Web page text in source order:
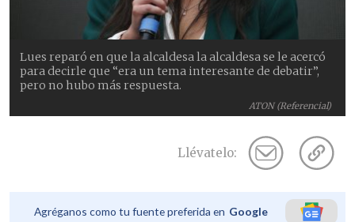
ATON (Referencial)
Lues reparó en que la alcaldesa la alcaldesa se le acercó
para decirle que “era un tema interesante de debatir”,
pero no hubo más respuesta.
Llévatelo:
Agréganos como tu fuente preferida en Google